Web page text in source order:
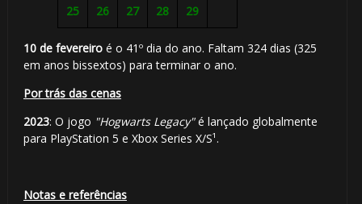
25 26 27 28 29
10 de fevereiroé o 41º dia do ano. Faltam 324 dias (325
em anos bissextos) para terminar o ano.
Por trás das cenas
2023: O jogo "Hogwarts Legacy"é lançado globalmente
para PlayStation 5 e Xbox Series X/S¹.
Notas e referências